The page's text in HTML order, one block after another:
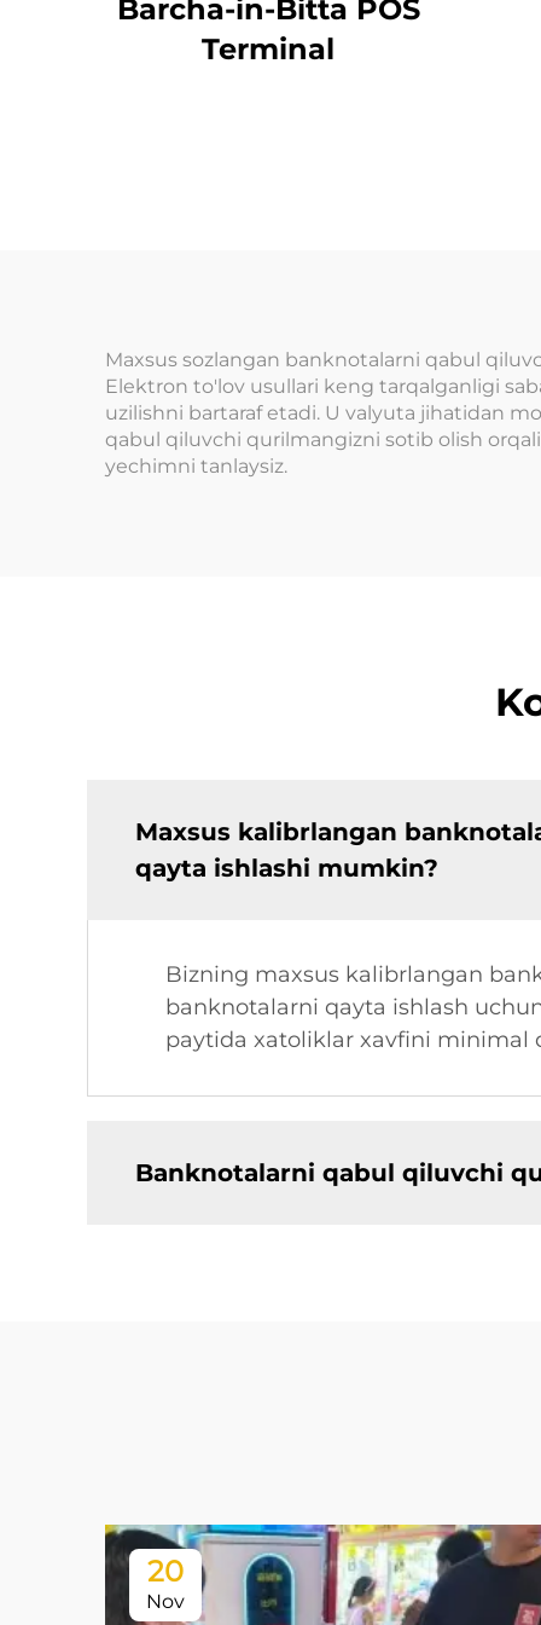
Barcha-in-Bitta POS
Terminal
Maxsus sozlangan banknotalarni qabul
Elektron to'lov usullari keng tarqalganligi
uzilishni bartaraf etadi. U valyuta jihatidan
qabul qiluvchi qurilmangizni sotib olish
yechimni tanlaysiz.
Maxsus kalibrlangan
qayta ishlashi mumkin?
Bizning maxsus kalibrlangan
banknotalarni qayta ishlash
paytida xatoliklar xavfini minimal
Banknotalarni qabul qiluvchi
20
Nov